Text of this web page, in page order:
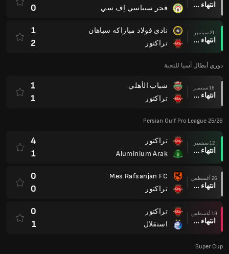
انتهاء وقت المباراة فجر سيباسي إف سي
0
21 سبتمبر
انتهاء وقت المباراة
نادي فولاد مباراكه سباهان
تراكتور
1
2
دوري أبطال آسيا للنخبة
16 سبتمبر
انتهاء وقت المباراة
شباب الأهلي
تراكتور
1
1
Persian Gulf Pro League 25/26
12 سبتمبر
انتهاء وقت المباراة
تراكتور
Aluminium Arak
4
1
26 أغسطس
انتهاء وقت المباراة
Mes Rafsanjan FC
تراكتور
0
0
19 أغسطس
انتهاء وقت المباراة
تراكتور
استقلال
0
1
Super Cup